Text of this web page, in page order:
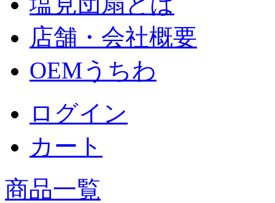
店舗・会社概要
OEMうちわ
ログイン
カート
商品一覧